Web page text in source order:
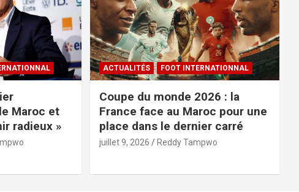
Maroc et
radieux »
ACTUALITÉS FOOT INTERNATIONNAL
Coupe du monde 2026 : la
France face au Maroc pour une
place dans le dernier carré
juillet 9, 2026 Reddy Tampwo